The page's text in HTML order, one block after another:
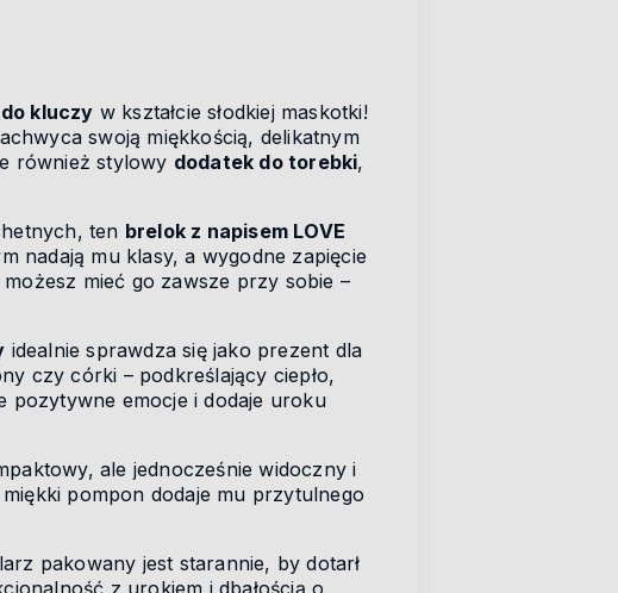
kluczy w kształcie słodkiej maskotki!
swoją miękkością, delikatnym
również stylowy dodatek do torebki,
ten brelok z napisem LOVE
nadają mu klasy, a wygodne zapięcie
mieć go zawsze przy sobie –
idealnie sprawdza się jako prezent dla
czy córki – podkreślający ciepło,
pozytywne emocje i dodaje uroku
ale jednocześnie widoczny i
pompon dodaje mu przytulnego
pakowany jest starannie, by dotarł
z urokiem i dbałością o